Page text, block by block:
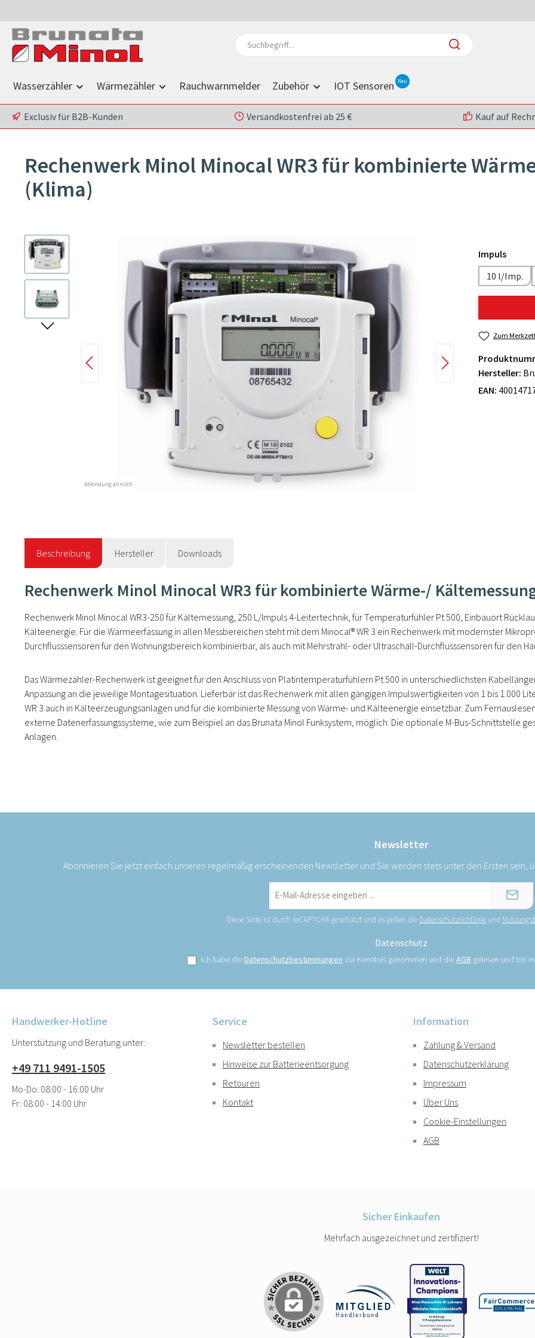
Wasserzähler Wärmezähler Rauchwarnmelder Zubehör IOT Sensoren
Exclusiv für B2B-Kunden Versandkostenfrei ab 25 € Kauf auf
Rechenwerk Minol Minocal WR3 für kombinierte
(Klima)
Bildergalerie überspringen
Abbildung ähnlich
Impuls
10 l/Imp.
Zum
Hersteller:
EAN:
Beschreibung Hersteller Downloads
Rechenwerk Minol Minocal WR3 für kombinierte Wärme-/
Rechenwerk Minol Minocal WR3-250 für Kältemessung, 250 L/Impuls 4-Leitertechnik, für Temperaturfühler Pt 500, Einbauort
Kälteenergie. Für die Wärmeerfassung in allen Messbereichen steht mit dem Minocal® WR 3 ein Rechenwerk mit modernster
Durchflusssensoren für den Wohnungsbereich kombinierbar, als auch mit Mehrstrahl- oder Ultraschall-Durchflusssensoren für den
Das Wärmezähler-Rechenwerk ist geeignet für den Anschluss von Platintemperaturfühlern Pt 500 in unterschiedlichsten
Anpassung an die jeweilige Montagesituation. Lieferbar ist das Rechenwerk mit allen gängigen Impulswertigkeiten von 1 bis 1.000
WR 3 auch in Kälteerzeugungsanlagen und für die kombinierte Messung von Wärme- und Kälteenergie einsetzbar. Zum
externe Datenerfassungssysteme, wie zum Beispiel an das Brunata Minol Funksystem, möglich. Die optionale M-Bus-Schnittstelle
Anlagen.
Newsletter
Abonnieren Sie jetzt einfach unseren regelmäßig erscheinenden Newsletter und Sie werden stets unter den Ersten
Mail-
*
Diese Seite ist durch reCAPTCHA geschützt und es gelten die Datenschutzrichtlinie und
Datenschutz
Ich habe die Datenschutzbestimmungen zur Kenntnis genommen und dieAGB gelesen und bin
Handwerker-Hotline
Unterstützung und Beratung unter:
+49 711 9491-1505
Mo-Do: 08:00 - 16:00 Uhr
Fr: 08:00 - 14:00 Uhr
Service
Newsletter bestellen
Hinweise zur Batterieentsorgung
Retouren
Kontakt
Information
Zahlung & Versand
Datenschutzerklärung
Impressum
Über Uns
Cookie-Einstellungen
AGB
Sicher Einkaufen
Mehrfach ausgezeichnet und zertifiziert!